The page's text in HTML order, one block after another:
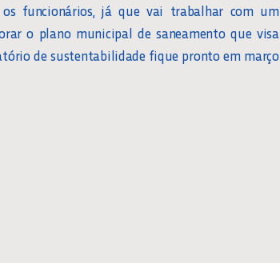
funcionários, já que vai trabalhar com um
o plano municipal de saneamento que visa
de sustentabilidade fique pronto em março